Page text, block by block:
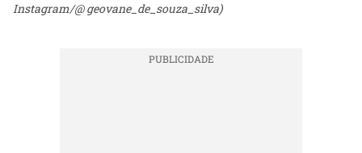
Instagram/@ geovane_de_souza_silva)